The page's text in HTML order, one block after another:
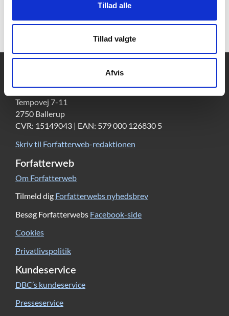
Tillad alle
Tillad valgte
Afvis
DBC DIGITAL A/S
Tempovej 7-11
2750 Ballerup
CVR: 15149043 | EAN: 579 000 126830 5
Skriv til Forfatterweb-redaktionen
Forfatterweb
Om Forfatterweb
Tilmeld dig Forfatterwebs nyhedsbrev
Besøg Forfatterwebs Facebook-side
Cookies
Privatlivspolitik
Kundeservice
DBC’s kundeservice
Presseservice